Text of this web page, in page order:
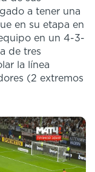
a tener una
en su etapa en
en un 4-3-
de tres
la línea
(2 extremos